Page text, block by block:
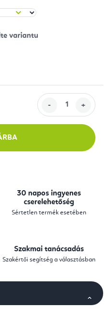
30 napos ingyenes
cserelehetőség
Sértetlen termék esetében
Szakmai tanácsadás
Szakértői segítség a választásban